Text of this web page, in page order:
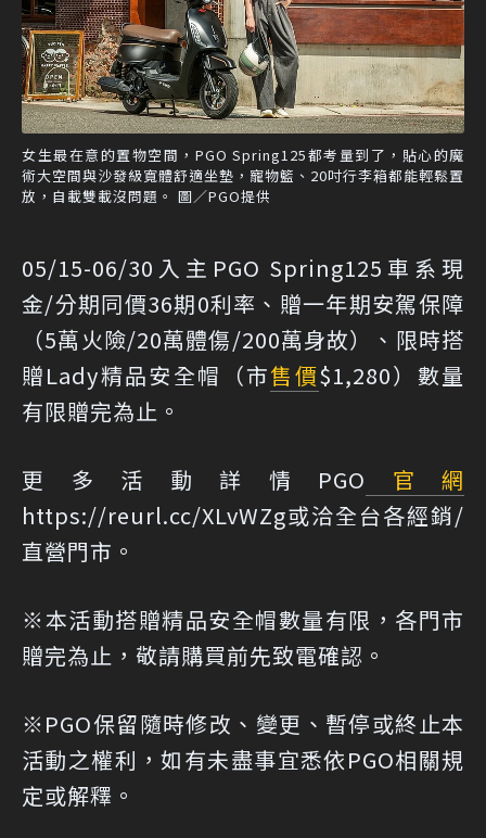
女生最在意的置物空間，PGO Spring125都考量到了，貼心的魔
術大空間與沙發級寬體舒適坐墊，寵物籃、20吋行李箱都能輕鬆置
放，自載雙載沒問題。 圖／PGO提供
05/15-06/30入主PGO Spring125車系現
金/分期同價36期0利率、贈一年期安駕保障
（5萬火險/20萬體傷/200萬身故）、限時搭
贈Lady精品安全帽（市售價$1,280）數量
有限贈完為止。
更多活動詳情PGO 官網
https://reurl.cc/XLvWZg或洽全台各經銷/
直營門市。
※本活動搭贈精品安全帽數量有限，各門市
贈完為止，敬請購買前先致電確認。
※PGO保留隨時修改、變更、暫停或終止本
活動之權利，如有未盡事宜悉依PGO相關規
定或解釋。